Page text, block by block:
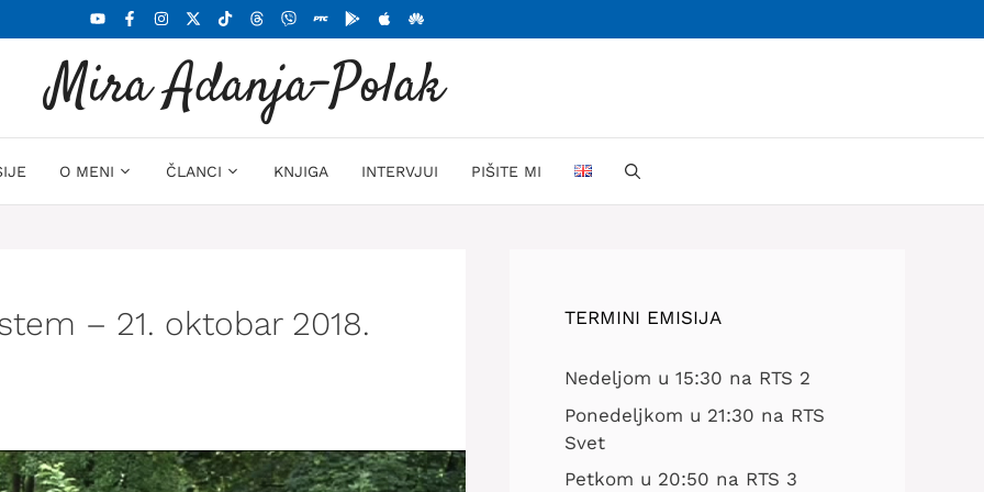
Mira Adanja-Polak
O MENI ČLANCI KNJIGA INTERVJUI PIŠITE MI
– 21. oktobar 2018. TERMINI EMISIJA
Nedeljom u 15:30 na RTS 2
Ponedeljkom u 21:30 na RTS
Svet
Petkom u 20:50 na RTS 3